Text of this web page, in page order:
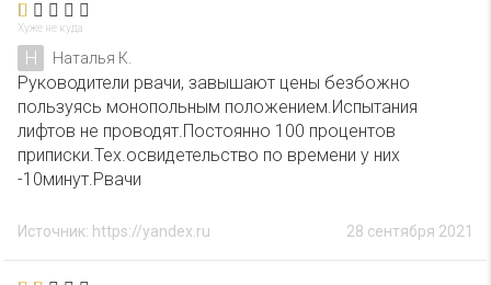
Хуже не куда
Н Наталья К.
Руководители рвачи, завышают цены безбожно
пользуясь монопольным положением.Испытания
лифтов не проводят.Постоянно 100 процентов
приписки.Тех.освидетельство по времени у них
-10минут.Рвачи
28 сентября 2021
Источник: https://yandex.ru